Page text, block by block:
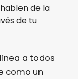
de la
de tu
a todos
como un